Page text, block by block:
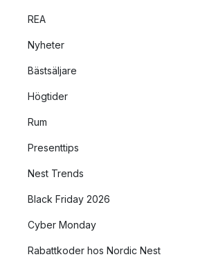
REA
Nyheter
Bästsäljare
Högtider
Rum
Presenttips
Nest Trends
Black Friday 2026
Cyber Monday
Rabattkoder hos Nordic Nest